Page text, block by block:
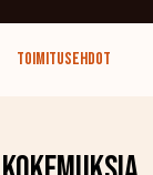
Toimitusehdot